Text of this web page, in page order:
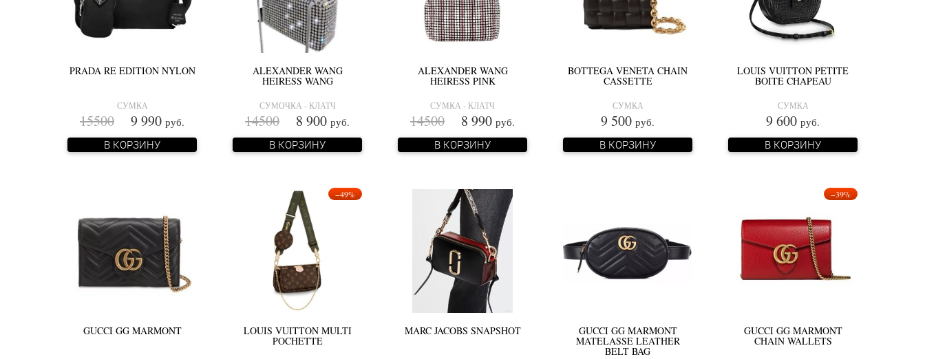
PRADA RE EDITION NYLON
СУМКА
15500 9 990 руб.
В КОРЗИНУ
ALEXANDER WANG
HEIRESS WANG
СУМОЧКА - КЛАТЧ
14500 8 900 руб.
В КОРЗИНУ
ALEXANDER WANG
HEIRESS PINK
СУМКА - КЛАТЧ
14500 8 990 руб.
В КОРЗИНУ
BOTTEGA VENETA CHAIN
CASSETTE
СУМКА
9 500 руб.
В КОРЗИНУ
LOUIS VUITTON PETITE
BOITE CHAPEAU
СУМКА
9 600 руб.
В КОРЗИНУ
GUCCI GG MARMONT
−49%
LOUIS VUITTON MULTI
POCHETTE
MARC JACOBS SNAPSHOT GUCCI GG MARMONT
MATELASSE LEATHER
BELT BAG
−39%
GUCCI GG MARMONT
CHAIN WALLETS